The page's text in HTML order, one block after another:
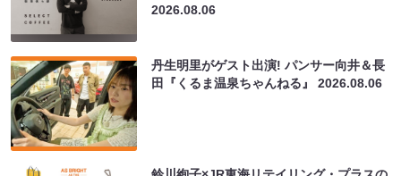
2026.08.06
丹生明里がゲスト出演! パンサー向井＆長
田『くるま温泉ちゃんねる』2026.08.06